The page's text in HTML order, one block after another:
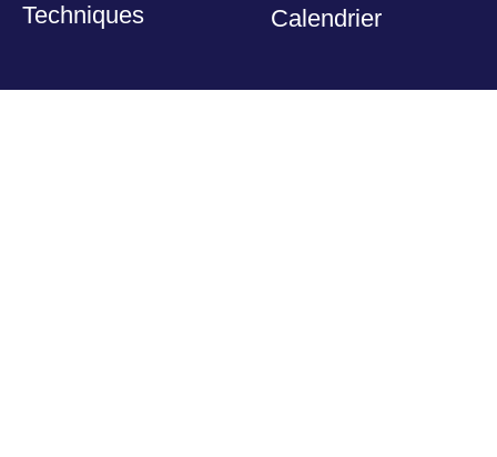
Techniques
Calendrier